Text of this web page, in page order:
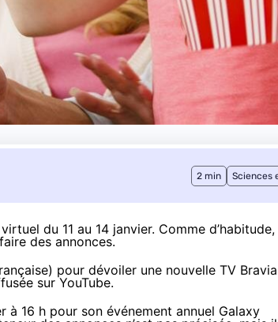
2 min Sciences
du 11 au 14 janvier. Comme d’habitude,
des annonces.
pour dévoiler une nouvelle TV
sur YouTube.
à 16 h pour son événement annuel Galaxy